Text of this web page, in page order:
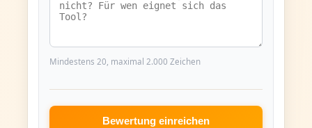
Mindestens 20, maximal 2.000 Zeichen
Bewertung einreichen